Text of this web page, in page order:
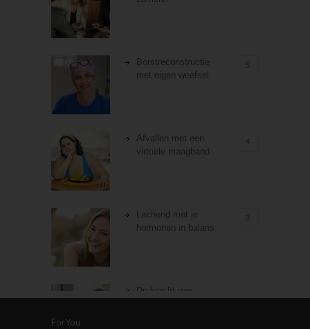
Borstreconstructie
met eigen weefsel
5
Afvallen met een
virtuele maagband
4
Lachend met je
hormonen in balans
3
De kracht van
ForYou